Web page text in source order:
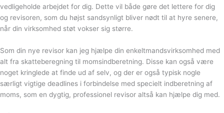
vedligeholde arbejdet for dig. Dette vil både gøre det lettere for dig
og revisoren, som du højst sandsynligt bliver nødt til at hyre senere,
når din virksomhed støt vokser sig større.
Som din nye revisor kan jeg hjælpe din enkeltmandsvirksomhed med
alt fra skatteberegning til momsindberetning. Disse kan også være
noget kringlede at finde ud af selv, og der er også typisk nogle
særligt vigtige deadlines i forbindelse med specielt indberetning af
moms, som en dygtig, professionel revisor altså kan hjælpe dig med.